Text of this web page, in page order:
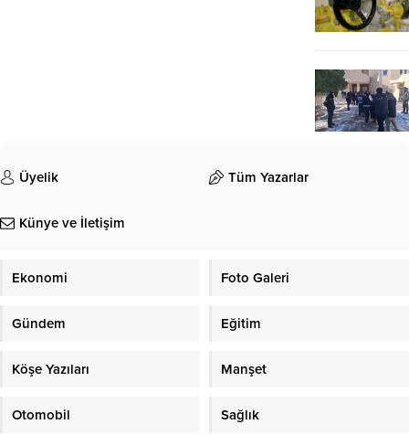
Üyelik Tüm Yazarlar
Künye ve İletişim
Ekonomi Foto Galeri
Gündem Eğitim
Köşe Yazıları Manşet
Otomobil Sağlık